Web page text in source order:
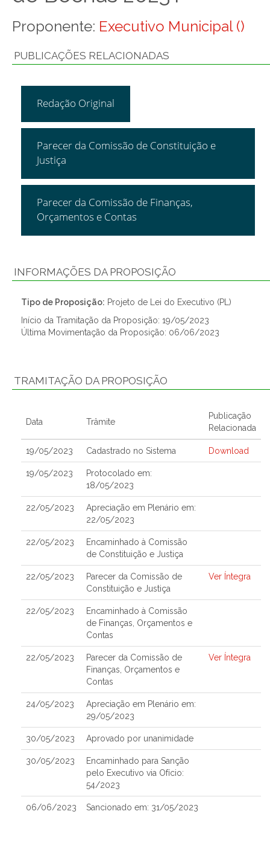
Proponente: Executivo Municipal ()
PUBLICAÇÕES RELACIONADAS
Redação Original
Parecer da Comissão de Constituição e
Justiça
Parecer da Comissão de Finanças,
Orçamentos e Contas
INFORMAÇÕES DA PROPOSIÇÃO
Tipo de Proposição: Projeto de Lei do Executivo (PL)
Início da Tramitação da Proposição: 19/05/2023
Última Movimentação da Proposição: 06/06/2023
TRAMITAÇÃO DA PROPOSIÇÃO
Data Trâmite
Publicação
Relacionada
19/05/2023 Cadastrado no Sistema Download
19/05/2023
Protocolado em:
18/05/2023
22/05/2023
Apreciação em Plenário em:
22/05/2023
22/05/2023
Encaminhado à Comissão
de Constituição e Justiça
22/05/2023
Parecer da Comissão de
Constituição e Justiça
Ver Íntegra
22/05/2023
Encaminhado à Comissão
de Finanças, Orçamentos e
Contas
22/05/2023
Parecer da Comissão de
Finanças, Orçamentos e
Contas
Ver Íntegra
24/05/2023
Apreciação em Plenário em:
29/05/2023
30/05/2023 Aprovado por unanimidade
30/05/2023
Encaminhado para Sanção
pelo Executivo via Ofício:
54/2023
06/06/2023 Sancionado em: 31/05/2023